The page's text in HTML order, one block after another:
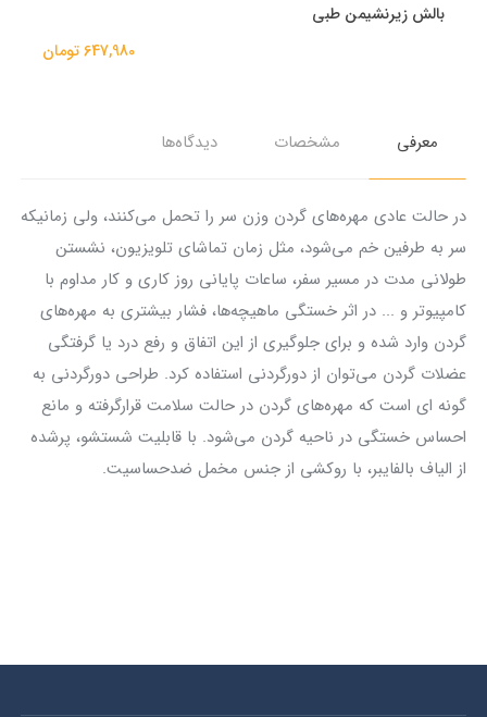
بالش زیرنشیمن طبی
647,980 تومان
معرفی مشخصات دیدگاه‌ها
در حالت عادی مهره‌های گردن وزن سر را تحمل می‌کنند، ولی زمانیکه
سر به طرفین خم می‌شود، مثل زمان تماشای تلویزیون، نشستن
طولانی مدت در مسیر سفر، ساعات پایانی روز کاری و کار مداوم با
کامپیوتر و ... در اثر خستگی ماهیچه‌ها، فشار بیشتری به مهره‌های
گردن وارد شده و برای جلوگیری از این اتفاق و رفع درد یا گرفتگی
عضلات گردن می‌توان از دورگردنی استفاده کرد. طراحی دورگردنی به
گونه ای است که مهره‌های گردن در حالت سلامت قرار‌گرفته و مانع
احساس خستگی در ناحیه گردن می‌شود. با قابلیت شستشو، پر‌شده
از الیاف بالفایبر، با روکشی از جنس مخمل ضدحساسیت.